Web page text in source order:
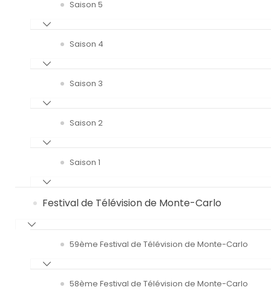
Saison 5
Saison 4
Saison 3
Saison 2
Saison 1
Festival de Télévision de Monte-Carlo
59ème Festival de Télévision de Monte-Carlo
58ème Festival de Télévision de Monte-Carlo